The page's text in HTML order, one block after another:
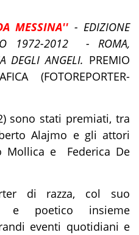
MESSINA'' - EDIZIONE
1972-2012 - ROMA,
DEGLI ANGELI. PREMIO
(FOTOREPORTER-
sono stati premiati, tra
Alajmo e gli attori
Mollica e Federica De
di razza, col suo
e poetico insieme
eventi quotidiani e